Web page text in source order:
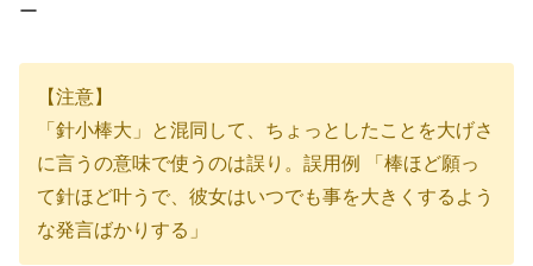
ー
【注意】
「針小棒大」と混同して、ちょっとしたことを大げさ
に言うの意味で使うのは誤り。誤用例 「棒ほど願っ
て針ほど叶うで、彼女はいつでも事を大きくするよう
な発言ばかりする」